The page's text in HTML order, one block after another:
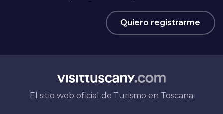
Quiero registrarme
El sitio web oficial de Turismo en Toscana